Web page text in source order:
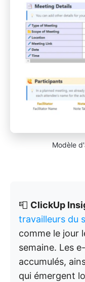
Modèle
📮 ClickUp
travailleurs du
comme le jour
semaine. Les
accumulés,
qui émergent